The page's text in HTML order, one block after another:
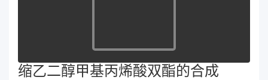
缩乙二醇甲基丙烯酸双酯的合成